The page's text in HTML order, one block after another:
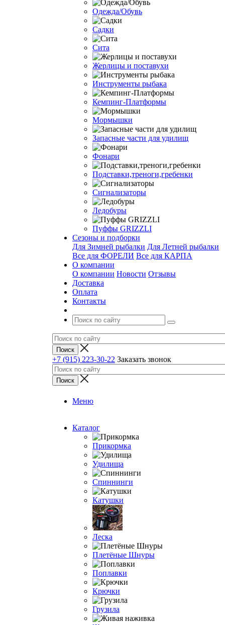
Одежда/Обувь
Садки
Сита
Жерлицы и поставухи
Инструменты рыбака
Кемпинг-Платформы
Мормышки
Запасные части для удилищ
Фонари
Подставки,треноги,гребенки
Сигнализаторы
Ледобуры
Пуффы GRIZZLI
Сезоны и подборки
Для Зимней рыбалки Для Летней рыбалки
Все для ФОРЕЛИ Все для КАРПА
О компании
О компании Новости Отзывы
Доставка
Оплата
Контакты
+7 (915) 223-30-22 Заказать звонок
Меню
Каталог
Прикормка
Удилища
Спиннинги
Катушки
Леска
Плетёные Шнуры
Поплавки
Крючки
Грузила